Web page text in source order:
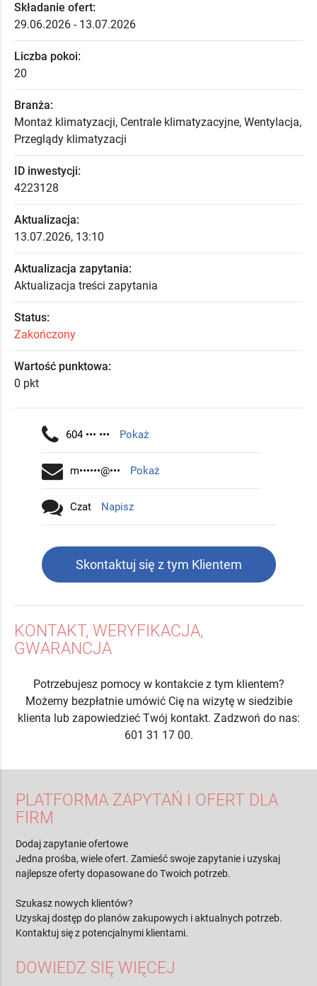
Składanie ofert:
29.06.2026 - 13.07.2026
Liczba pokoi:
20
Branża:
Montaż klimatyzacji, Centrale klimatyzacyjne, Wentylacja,
Przeglądy klimatyzacji
ID inwestycji:
4223128
Aktualizacja:
13.07.2026, 13:10
Aktualizacja zapytania:
Aktualizacja treści zapytania
Status:
Zakończony
Wartość punktowa:
0 pkt
604 ••• ••• Pokaż
m••••••@••• Pokaż
Czat Napisz
Skontaktuj się z tym Klientem
KONTAKT, WERYFIKACJA,
GWARANCJA
Potrzebujesz pomocy w kontakcie z tym klientem?
Możemy bezpłatnie umówić Cię na wizytę w siedzibie
klienta lub zapowiedzieć Twój kontakt. Zadzwoń do nas:
601 31 17 00.
PLATFORMA ZAPYTAŃ I OFERT DLA
FIRM
Dodaj zapytanie ofertowe
Jedna prośba, wiele ofert. Zamieść swoje zapytanie i uzyskaj
najlepsze oferty dopasowane do Twoich potrzeb.
Szukasz nowych klientów?
Uzyskaj dostęp do planów zakupowych i aktualnych potrzeb.
Kontaktuj się z potencjalnymi klientami.
DOWIEDZ SIĘ WIĘCEJ